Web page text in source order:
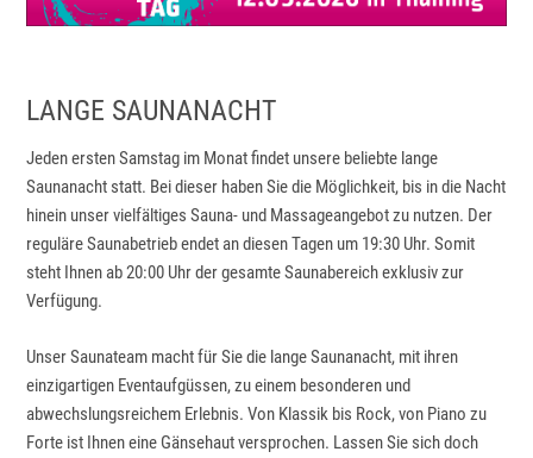
LANGE SAUNANACHT
Jeden ersten Samstag im Monat findet unsere beliebte lange
Saunanacht statt. Bei dieser haben Sie die Möglichkeit, bis in die Nacht
hinein unser vielfältiges Sauna- und Massageangebot zu nutzen. Der
reguläre Saunabetrieb endet an diesen Tagen um 19:30 Uhr. Somit
steht Ihnen ab 20:00 Uhr der gesamte Saunabereich exklusiv zur
Verfügung.
Unser Saunateam macht für Sie die lange Saunanacht, mit ihren
einzigartigen Eventaufgüssen, zu einem besonderen und
abwechslungsreichem Erlebnis. Von Klassik bis Rock, von Piano zu
Forte ist Ihnen eine Gänsehaut versprochen. Lassen Sie sich doch